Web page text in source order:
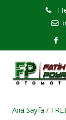
Ana Sayfa /